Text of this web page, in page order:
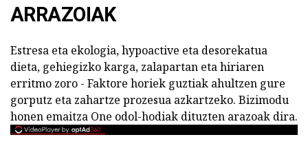
ARRAZOIAK
Estresa eta ekologia, hypoactive eta desorekatua
dieta, gehiegizko karga, zalapartan eta hiriaren
erritmo zoro - Faktore horiek guztiak ahultzen gure
gorputz eta zahartze prozesua azkartzeko. Bizimodu
honen emaitza One odol-hodiak dituzten arazoak dira.